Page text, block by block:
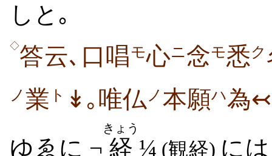
しと｡
◇答云､口唱モ心ニ念モ悉ク
ノ 業 ト ↡｡唯仏 ノ 本願ハ為
ゆゑに ¬ 経
きょう
¼ (観経) に